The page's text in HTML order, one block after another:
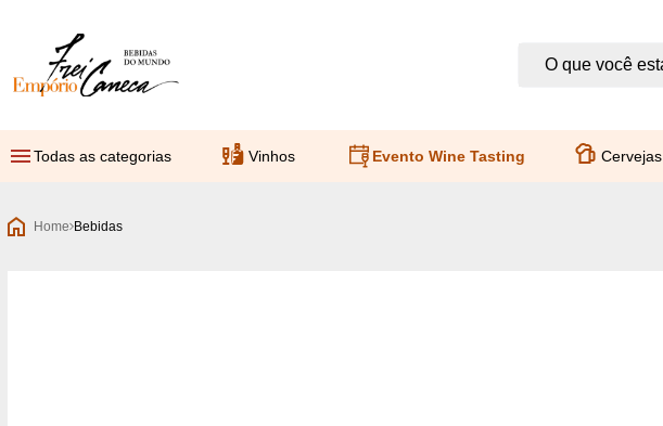
Todas as categorias Vinhos Evento Wine Tasting Cervejas
Home Bebidas